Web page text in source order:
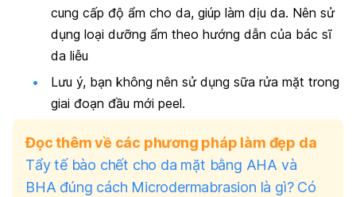
cung cấp độ ẩm cho da, giúp làm dịu da. Nên sử
dụng loại dưỡng ẩm theo hướng dẫn của bác sĩ
da liễu
Lưu ý, bạn không nên sử dụng sữa rửa mặt trong
giai đoạn đầu mới peel.
Đọc thêm về các phương pháp làm đẹp da
Tẩy tế bào chết cho da mặt bằng AHA và
BHA đúng cách Microdermabrasion là gì? Có